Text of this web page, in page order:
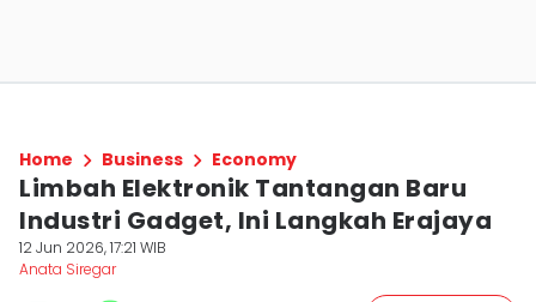
Home Business Economy
Limbah Elektronik Tantangan Baru
Industri Gadget, Ini Langkah Erajaya
12 Jun 2026, 17:21 WIB
Anata Siregar